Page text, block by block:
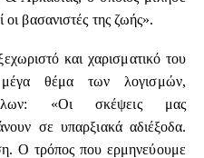
βασανιστές της ζωής».
και χαρισματικό του
θέμα των λογισμών,
«Οι σκέψεις μας
σε υπαρξιακά αδιέξοδα.
Ο τρόπος που ερμηνεύουμε